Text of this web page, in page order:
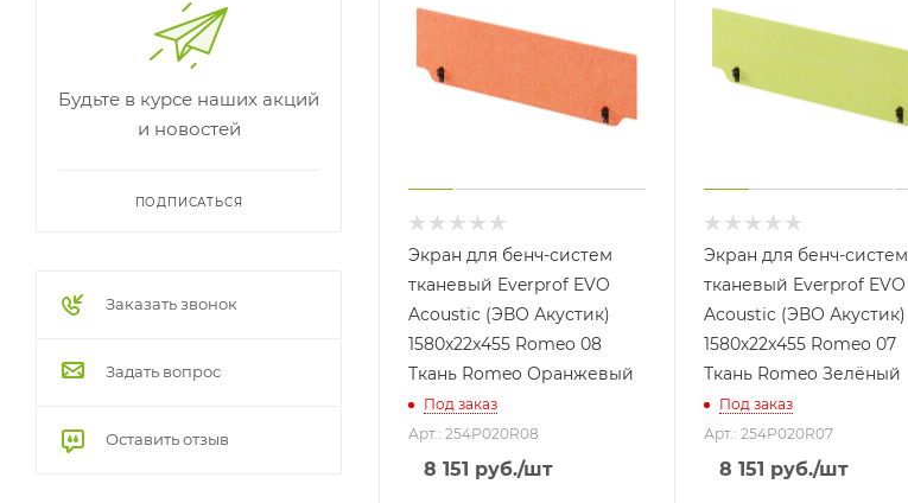
Экран для бенч-систем
тканевый Everprof EVO
Acoustic (ЭВО Акустик)
1580х22x455 Romeo 08
Ткань Romeo Оранжевый
Под заказ
Арт.: 254P020R08
8 151 руб./шт
Экран для бенч-систем
тканевый Everprof EVO
Acoustic (ЭВО Акустик)
1580х22x455 Romeo 07
Ткань Romeo Зелёный
Под заказ
Арт.: 254P020R07
8 151 руб./шт
Будьте в курсе наших акций
и новостей
ПОДПИСАТЬСЯ
Заказать звонок
Задать вопрос
Оставить отзыв